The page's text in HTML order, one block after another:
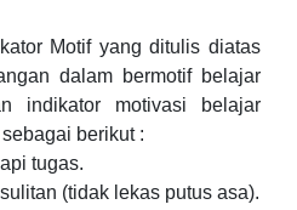
Motif yang ditulis diatas
dalam bermotif belajar
indikator motivasi belajar
sebagai berikut :
tugas.
(tidak lekas putus asa).